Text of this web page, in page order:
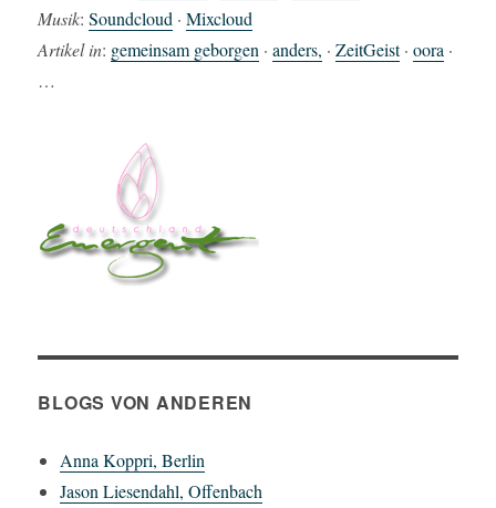
Musik:Soundcloud ·Mixcloud
Artikel in: gemeinsam geborgen ·anders, ·ZeitGeist·oora ·
…
BLOGS VON ANDEREN
Anna Koppri, Berlin
Jason Liesendahl, Offenbach